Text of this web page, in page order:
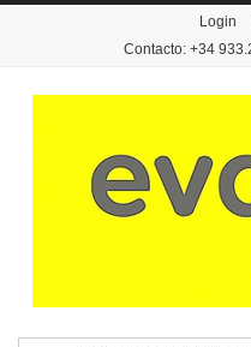
Login
Contacto: +34